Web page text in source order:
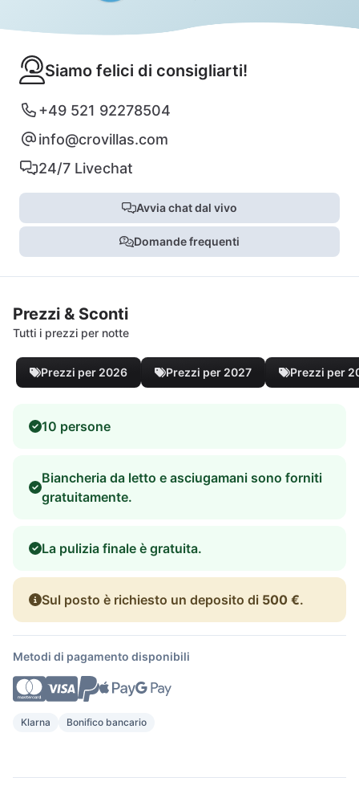
Siamo felici di consigliarti!
+49 521 92278504
info@crovillas.com
24/7 Livechat
Avvia chat dal vivo
Domande frequenti
Prezzi & Sconti
Tutti i prezzi per notte
Prezzi per 2026 Prezzi per 2027 Prezzi per
10 persone
Biancheria da letto e asciugamani sono forniti
gratuitamente.
La pulizia finale è gratuita.
Sul posto è richiesto un deposito di 500 €.
Metodi di pagamento disponibili
Klarna Bonifico bancario